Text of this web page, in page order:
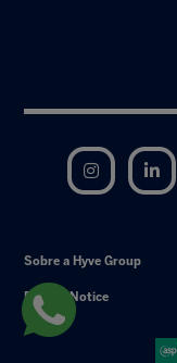
Instagram
Sobre a Hyve Group
Privacy Notice